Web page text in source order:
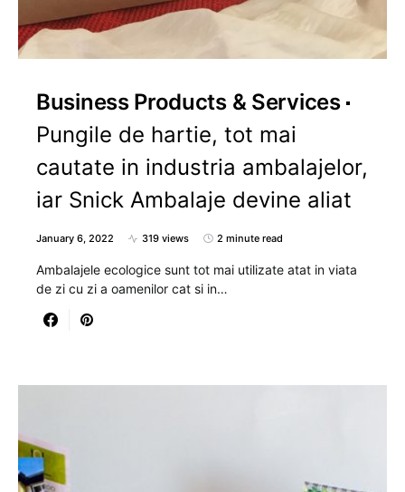
Business Products & Services
Pungile de hartie, tot mai
cautate in industria ambalajelor,
iar Snick Ambalaje devine aliat
January 6, 2022 319 views 2 minute read
Ambalajele ecologice sunt tot mai utilizate atat in viata
de zi cu zi a oamenilor cat si in…